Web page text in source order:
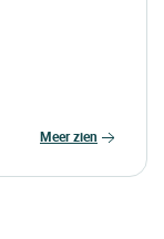
meer zien